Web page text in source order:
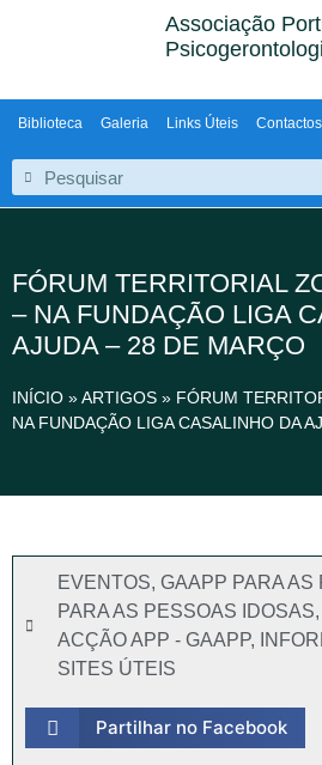
Associação
Biblioteca Galeria Links Úteis Contactos
FÓRUM TERRITORIAL
– NA FUNDAÇÃO LIGA
AJUDA – 28 DE MARÇO
INÍCIO »ARTIGOS » FÓRUM
NA FUNDAÇÃO LIGA CASALINHO DA
EVENTOS, GAAPP PARA AS
PARA AS PESSOAS IDOSAS,
ACÇÃO APP - GAAPP,
SITES ÚTEIS
Partilhar no Facebook